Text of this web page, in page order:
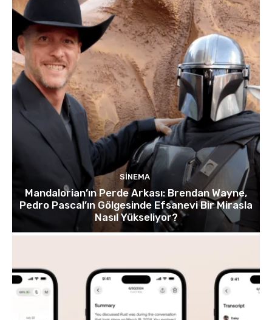
SINEMA
Mandalorian’ın Perde Arkası: Brendan Wayne,
Pedro Pascal’ın Gölgesinde Efsanevi Bir Mirasla
Nasıl Yükseliyor?